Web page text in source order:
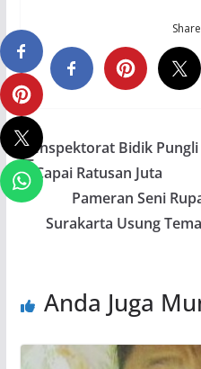
Inspektorat Bidik Pungli
Capai Ratusan Juta
Pameran Seni
Surakarta Usung
Anda Juga